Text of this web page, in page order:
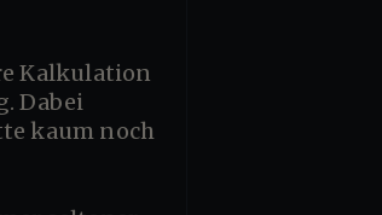
Kalkulation
Dabei
kaum noch